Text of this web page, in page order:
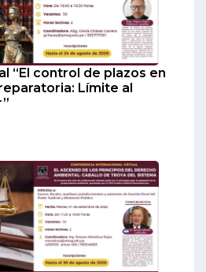
“El control de plazos en
Límite al